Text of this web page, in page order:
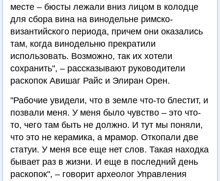
месте – бюсты лежали вниз лицом в колодце
для сбора вина на винодельне римско-
византийского периода, причем они оказались
там, когда винодельню прекратили
использовать. Возможно, так их хотели
сохранить", – рассказывают руководители
раскопок Авишаг Райс и Элиран Орен.
"Рабочие увидели, что в земле что-то блестит, и
позвали меня. У меня было чувство – это что-
то, чего там быть не должно. И тут мы поняли,
что это не керамика, а мрамор. Откопали две
статуи. У меня все еще нет слов. Такая находка
бывает раз в жизни. И еще в последний день
раскопок", – говорит археолог Управления